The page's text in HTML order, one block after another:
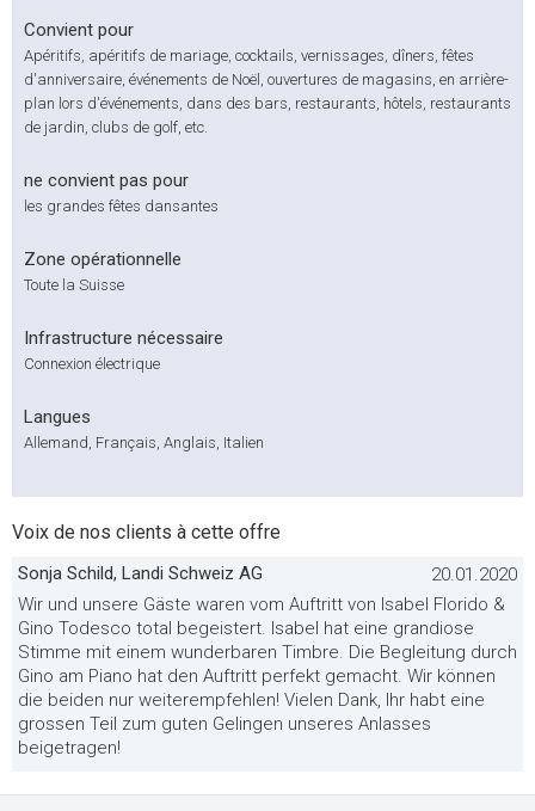
Convient pour
Apéritifs, apéritifs de mariage, cocktails, vernissages, dîners, fêtes
d'anniversaire, événements de Noël, ouvertures de magasins, en arrière-
plan lors d'événements, dans des bars, restaurants, hôtels, restaurants
de jardin, clubs de golf, etc.
ne convient pas pour
les grandes fêtes dansantes
Zone opérationnelle
Toute la Suisse
Infrastructure nécessaire
Connexion électrique
Langues
Allemand, Français, Anglais, Italien
Voix de nos clients à cette offre
Sonja Schild, Landi Schweiz AG
20.01.2020
Wir und unsere Gäste waren vom Auftritt von Isabel Florido &
Gino Todesco total begeistert. Isabel hat eine grandiose
Stimme mit einem wunderbaren Timbre. Die Begleitung durch
Gino am Piano hat den Auftritt perfekt gemacht. Wir können
die beiden nur weiterempfehlen! Vielen Dank, Ihr habt eine
grossen Teil zum guten Gelingen unseres Anlasses
beigetragen!